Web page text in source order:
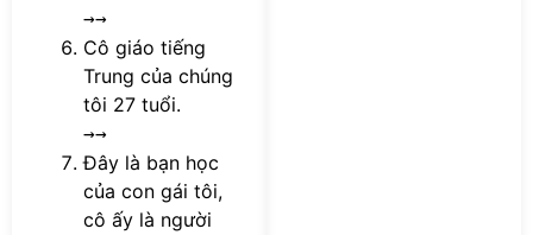
→→
Cô giáo tiếng
Trung của chúng
tôi 27 tuổi.
→→
Đây là bạn học
của con gái tôi,
cô ấy là người